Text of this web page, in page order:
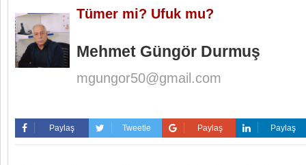
Tümer mi? Ufuk mu?
Mehmet Güngör Durmuş
mgungor50@gmail.com
Paylaş Tweetle Paylaş Paylaş